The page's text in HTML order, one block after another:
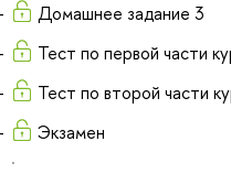
Домашнее задание 3
Тест по первой части
Тест по второй части
Экзамен
.